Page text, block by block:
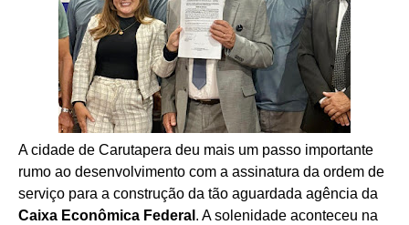
A cidade de Carutapera deu mais um passo importante
rumo ao desenvolvimento com a assinatura da ordem de
serviço para a construção da tão aguardada agência da
Caixa Econômica Federal . A solenidade aconteceu na